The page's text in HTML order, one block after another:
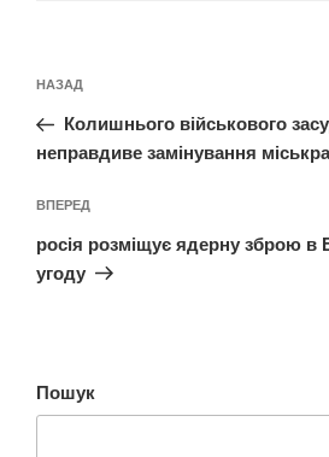
записів
Попередній
запис:
НАЗАД
Колишнього військового
неправдиве замінування
Наступний
запис
ВПЕРЕД
росія розміщує ядерну зброю в
угоду
Пошук